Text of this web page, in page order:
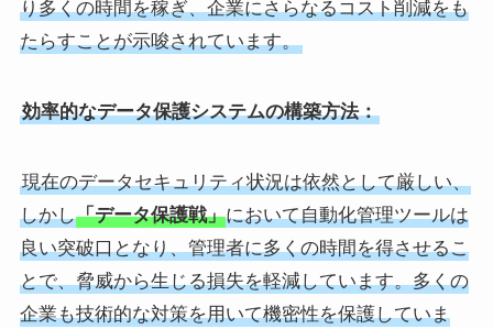
り多くの時間を稼ぎ、企業にさらなるコスト削減をも
たらすことが示唆されています。
効率的なデータ保護システムの構築方法：
現在のデータセキュリティ状況は依然として厳しい、
しかし「データ保護戦」において自動化管理ツールは
良い突破口となり、管理者に多くの時間を得させるこ
とで、脅威から生じる損失を軽減しています。多くの
企業も技術的な対策を用いて機密性を保護していま